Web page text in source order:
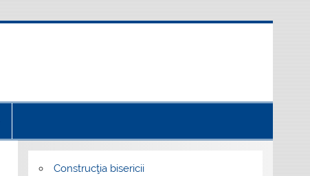
Construcţia bisericii